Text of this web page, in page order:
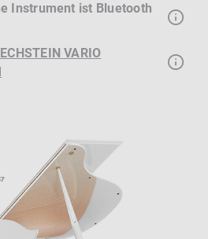
Instrument ist Bluetooth
VARIO